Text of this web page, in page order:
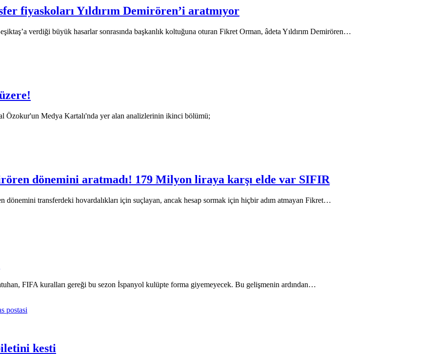
fiyaskoları Yıldırım Demirören’i aratmıyor
verdiği büyük hasarlar sonrasında başkanlık koltuğuna oturan Fikret Orman, âdeta Yıldırım Demirören…
Özokur'un Medya Kartalı'nda yer alan analizlerinin ikinci bölümü;
dönemini aratmadı! 179 Milyon liraya karşı elde var SIFIR
dönemini transferdeki hovardalıkları için suçlayan, ancak hesap sormak için hiçbir adım atmayan Fikret…
FIFA kuralları gereği bu sezon İspanyol kulüpte forma giyemeyecek. Bu gelişmenin ardından…
kesti